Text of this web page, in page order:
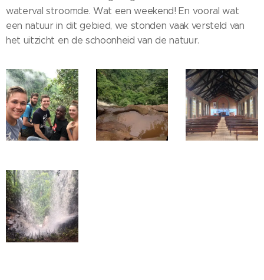
waterval stroomde. Wat een weekend! En vooral wat
een natuur in dit gebied, we stonden vaak versteld van
het uitzicht en de schoonheid van de natuur.